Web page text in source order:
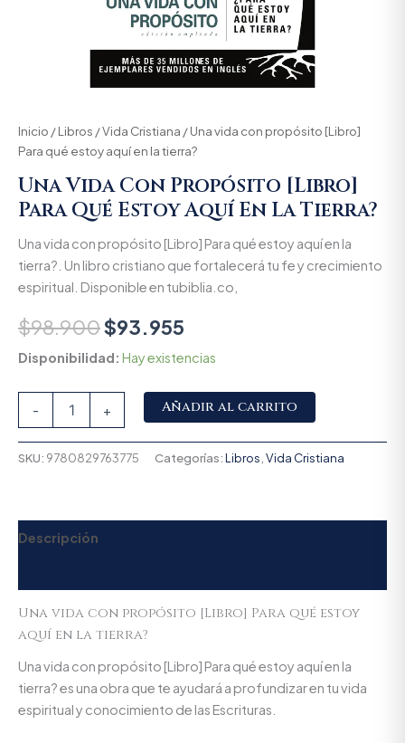
Inicio /Libros /Vida Cristiana / Una vida con propósito [Libro]
Para qué estoy aquí en la tierra?
Una Vida Con Propósito [Libro]
Para Qué Estoy Aquí En La Tierra?
Una vida con propósito [Libro] Para qué estoy aquí en la
tierra?. Un libro cristiano que fortalecerá tu fe y crecimiento
espiritual. Disponible en tubiblia.co,
$98.900$93.955
Disponibilidad: Hay existencias
- + Añadir al carrito
SKU: 9780829763775 Categorías:Libros Vida Cristiana
Descripción
Una vida con propósito [Libro] Para qué estoy
aquí en la tierra?
Una vida con propósito [Libro] Para qué estoy aquí en la
tierra? es una obra que te ayudará a profundizar en tu vida
espiritual y conocimiento de las Escrituras.